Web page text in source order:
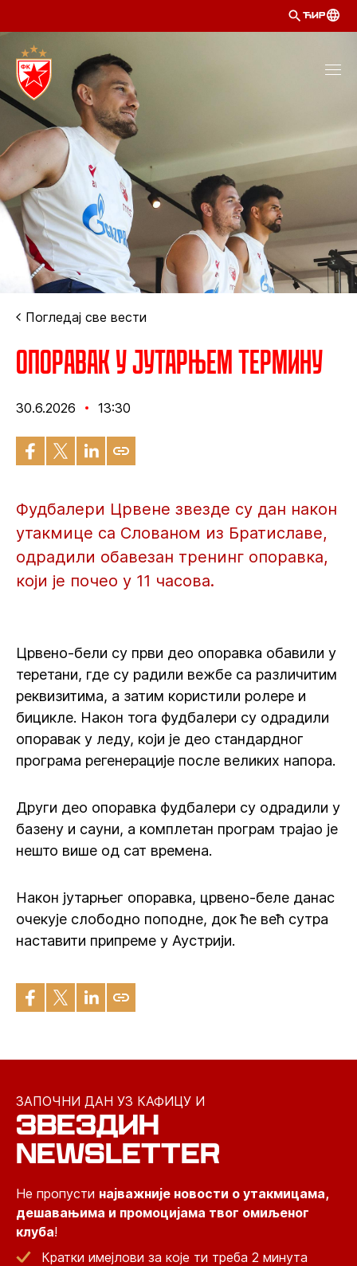
ЋИР
Погледај све вести
Опоравак у јутарњем термину
30.6.2026 13:30
Фудбалери Црвене звезде су дан након
утакмице са Слованом из Братиславе,
одрадили обавезан тренинг опоравка,
који је почео у 11 часова.
Црвено-бели су први део опоравка обавили у
теретани, где су радили вежбе са различитим
реквизитима, а затим користили ролере и
бицикле. Након тога фудбалери су одрадили
опоравак у леду, који је део стандардног
програма регенерације после великих напора.
Други део опоравка фудбалери су одрадили у
базену и сауни, а комплетан програм трајао је
нешто више од сат времена.
Након јутарњег опоравка, црвено-беле данас
очекује слободно поподне, док ће већ сутра
наставити припреме у Аустрији.
ЗАПОЧНИ ДАН УЗ КАФИЦУ И
ЗВЕЗДИН
NEWSLETTER
Не пропусти најважније новости о утакмицама,
дешавањима и промоцијама твог омиљеног
клуба!
Кратки имејлови за које ти треба 2 минута